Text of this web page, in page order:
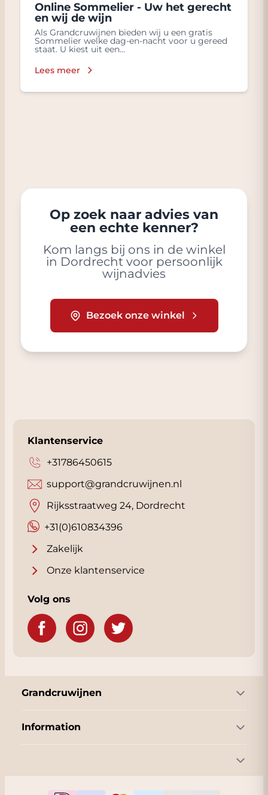
Online Sommelier - Uw het gerecht
en wij de wijn
Als Grandcruwijnen bieden wij u een gratis
Sommelier welke dag-en-nacht voor u gereed
staat. U kiest uit een...
Lees meer
Op zoek naar advies van
een echte kenner?
Kom langs bij ons in de winkel
in Dordrecht voor persoonlijk
wijnadvies
Bezoek onze winkel
Klantenservice
+31786450615
+31(0)610834396
support@grandcruwijnen.nl
Rijksstraatweg 24, Dordrecht
Zakelijk
Onze klantenservice
Volg ons
Grandcruwijnen
Information